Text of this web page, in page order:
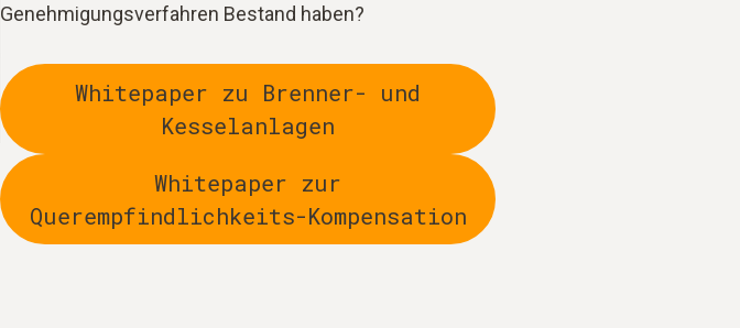
Genehmigungsverfahren Bestand haben?
Whitepaper zu Brenner- und
Kesselanlagen
Whitepaper zur
Querempfindlichkeits-Kompensation